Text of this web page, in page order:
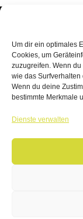
Um dir ein optimales
Cookies, um
zuzugreifen. Wenn
wie das
Wenn du deine
bestimmte Merkmale
Dienste verwalten